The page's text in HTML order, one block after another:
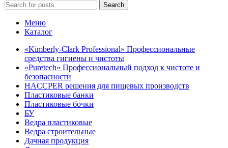
Search
Меню
Каталог
«Kimberly-Clark Professional» Профессиональные
средства гигиены и чистоты
«Puretech» Профессиональный подход к чистоте и
безопасности
HACCPER решения для пищевых производств
Пластиковые банки
Пластиковые бочки
БУ
Ведра пластиковые
Ведра строительные
Дачная продукция